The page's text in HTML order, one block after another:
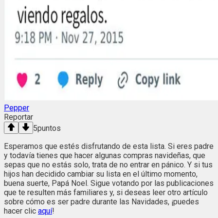
Pepper
Reportar
5puntos
Esperamos que estés disfrutando de esta lista. Si eres padre
y todavía tienes que hacer algunas compras navideñas, que
sepas que no estás solo, trata de no entrar en pánico. Y si tus
hijos han decidido cambiar su lista en el último momento,
buena suerte, Papá Noel. Sigue votando por las publicaciones
que te resulten más familiares y, si deseas leer otro artículo
sobre cómo es ser padre durante las Navidades, ¡puedes
hacer clic aquí!